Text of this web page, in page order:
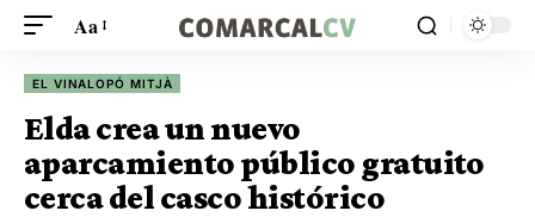
Aa
EL VINALOPÓ MITJÀ
Elda crea un nuevo
aparcamiento público gratuito
cerca del casco histórico